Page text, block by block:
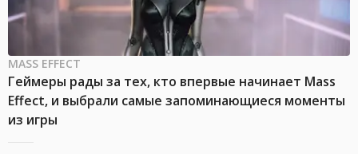
MASS EFFECT
Геймеры рады за тех, кто впервые начинает Mass
Effect, и выбрали самые запоминающиеся моменты
из игры